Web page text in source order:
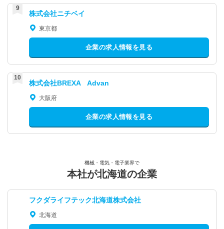
株式会社ニチベイ
東京都
企業の求人情報を見る
株式会社BREXA Advan
大阪府
企業の求人情報を見る
機械・電気・電子業界で
本社が北海道の企業
フクダライフテック北海道株式会社
北海道